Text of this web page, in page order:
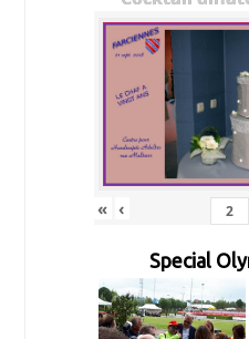
« ‹
Special